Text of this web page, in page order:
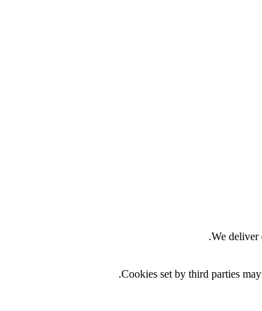
We deliver
Cookies set by third parties